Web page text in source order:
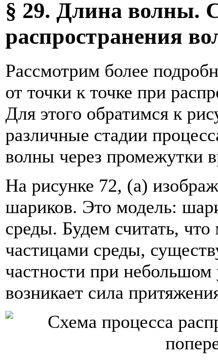
§ 29. Длина волны.
распространения
Рассмотрим более
от точки к точке при
Для этого обратимся к
различные стадии
волны через промежутки
На рисунке 72, (а)
шариков. Это модель:
среды. Будем считать,
частицами среды,
частности при небольшом
возникает сила